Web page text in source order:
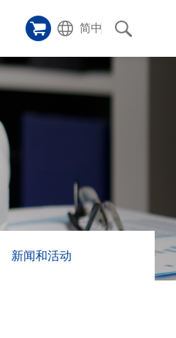
简中
新闻和活动